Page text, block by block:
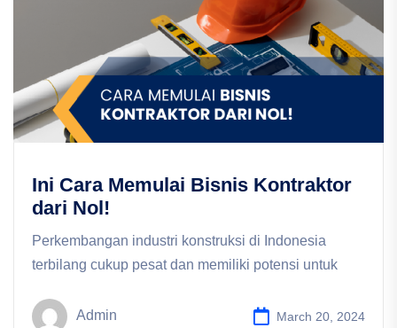
Ini Cara Memulai Bisnis Kontraktor
dari Nol!
Perkembangan industri konstruksi di Indonesia
terbilang cukup pesat dan memiliki potensi untuk
Admin March 20, 2024